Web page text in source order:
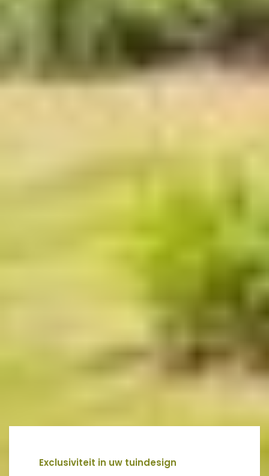
Exclusiviteit in uw tuindesign